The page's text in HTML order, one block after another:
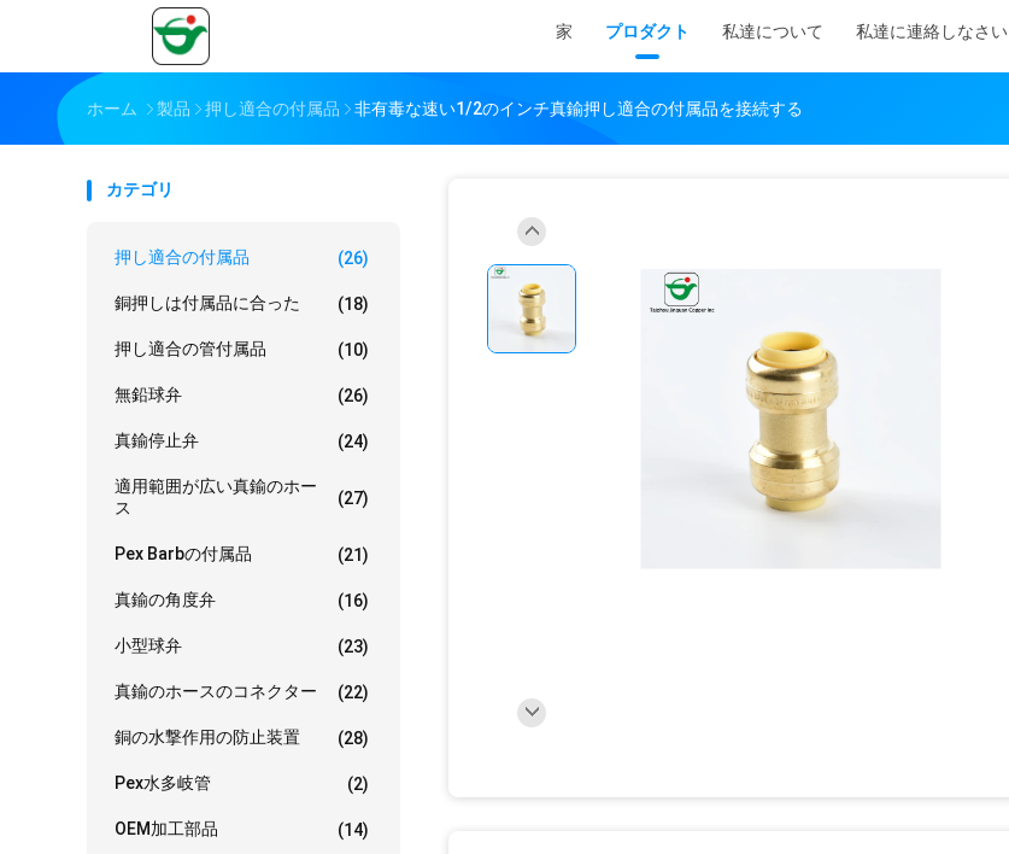
家 プロダクト 私達について 私達に連絡しなさい
ホーム 製品 押し適合の付属品 非有毒な速い1/2のインチ真鍮押し適合の付属品を接続する
カテゴリ
押し適合の付属品 (26)
銅押しは付属品に合った (18)
押し適合の管付属品 (10)
無鉛球弁 (26)
真鍮停止弁 (24)
適用範囲が広い真鍮のホー
ス
(27)
Pex Barbの付属品 (21)
真鍮の角度弁 (16)
小型球弁 (23)
真鍮のホースのコネクター (22)
銅の水撃作用の防止装置 (28)
Pex水多岐管 (2)
OEM加工部品 (14)